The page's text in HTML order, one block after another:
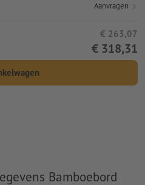
Aanvragen
€ 263,07
€ 318,31
Bamboebord